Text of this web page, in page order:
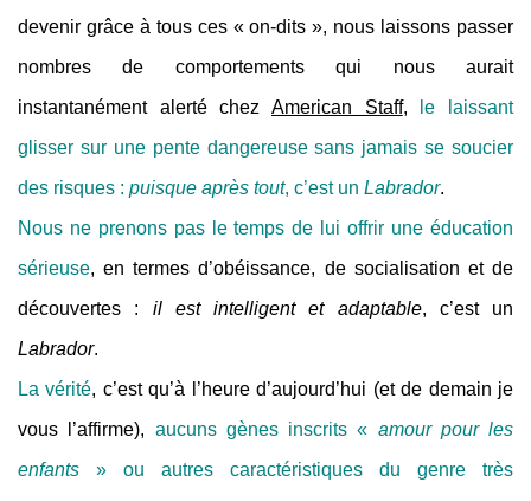
devenir grâce à tous ces « on-dits », nous laissons passer
nombres de comportements qui nous aurait
instantanément alerté chez American Staff,
le laissant
glisser sur une pente dangereuse sans jamais se soucier
des risques : puisque après tout, c’est un Labrador.
Nous ne prenons pas le temps de lui offrir une éducation
sérieuse, en termes d’obéissance, de socialisation et de
découvertes : il est intelligent et adaptable, c’est un
Labrador.
La vérité, c’est qu’à l’heure d’aujourd’hui (et de demain je
vous l’affirme), aucuns gènes inscrits « amour pour les
enfants » ou autres caractéristiques du genre très